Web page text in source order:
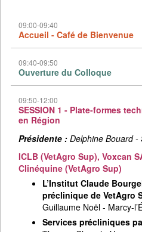
09:00-09:40
Accueil - Café de Bienvenue
09:40-09:50
Ouverture du Colloque
09:50-12:00
SESSION 1 - Plate-formes
en Région
Présidente : Delphine Bouard -
ICLB (VetAgro Sup), Voxcan
Clinéquine (VetAgro Sup)
L’Institut Claude
préclinique de VetAgro
Guillaume Noël - Marcy-
Services précliniques